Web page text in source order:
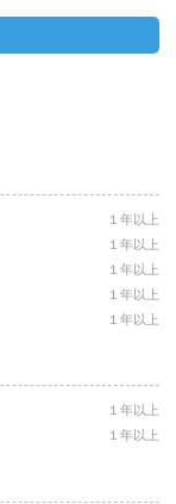
１年以上
１年以上
１年以上
１年以上
１年以上
１年以上
１年以上